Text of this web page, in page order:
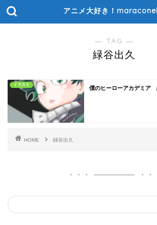
アニメ大好き！
― TAG ―
緑谷出久
イラスト
僕のヒーローアカデミ
HOME 緑谷出久